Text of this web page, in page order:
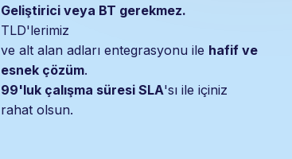
Geliştirici veya BT gerekmez.
TLD'lerimiz
ve alt alan adları entegrasyonu ile hafif ve
esnek çözüm.
99'luk çalışma süresi SLA'sı ile içiniz
rahat olsun.